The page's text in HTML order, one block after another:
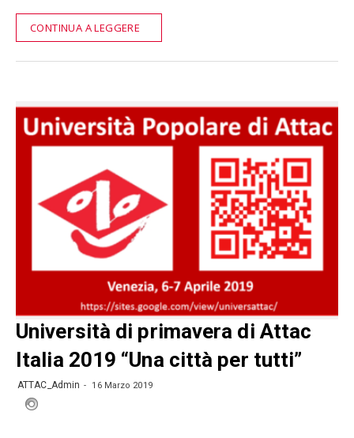
CONTINUA A LEGGERE
Università di primavera di Attac
Italia 2019 “Una città per tutti”
ATTAC_Admin 16 Marzo 2019